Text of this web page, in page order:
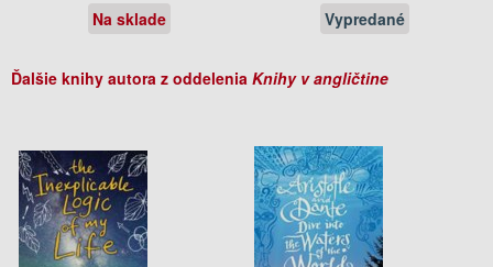
Na sklade Vypredané
Ďalšie knihy autora z oddelenia Knihy v angličtine